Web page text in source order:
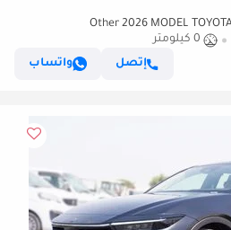
0 كيلومتر
إتصل
واتساب